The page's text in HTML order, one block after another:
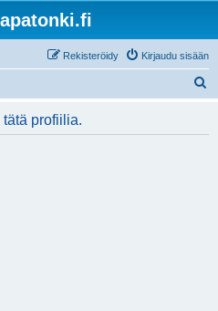
Kirjaudu sisään
Rekisteröidy
profiilia.